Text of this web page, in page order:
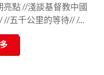
點 //淺談基督教中國
五千公里的等待// /...